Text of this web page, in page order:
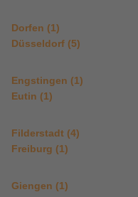
Dorfen (1)
Düsseldorf (5)
Engstingen (1)
Eutin (1)
Filderstadt (4)
Freiburg (1)
Giengen (1)